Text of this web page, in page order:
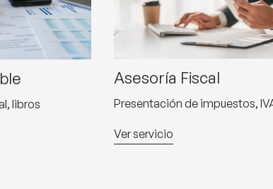
libros
Asesoría Fiscal
Presentación de impuestos,
Ver servicio